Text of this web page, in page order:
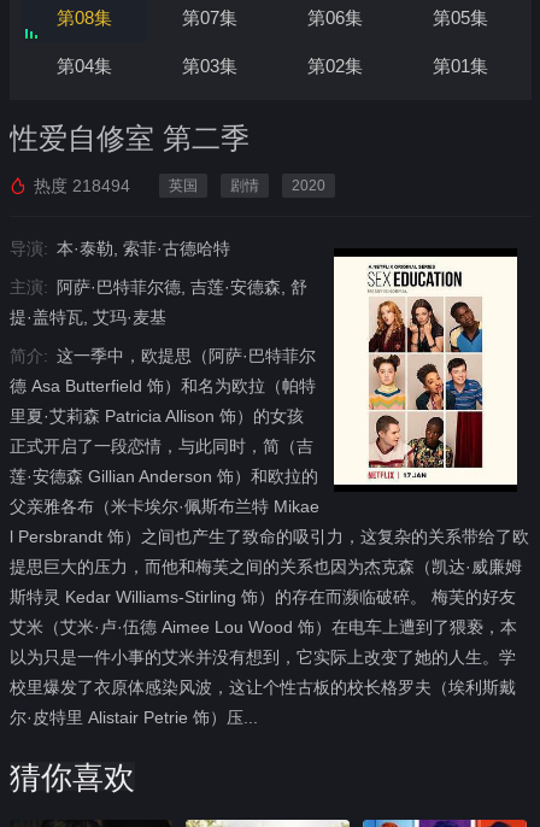
第08集 第07集 第06集 第05集
第04集 第03集 第02集 第01集
性爱自修室 第二季
热度 218494 英国 剧情 2020
导演: 本·泰勒, 索菲·古德哈特
主演: 阿萨·巴特菲尔德, 吉莲·安德森, 舒
提·盖特瓦, 艾玛·麦基
简介: 这一季中，欧提思（阿萨·巴特菲尔
德 Asa Butterfield 饰）和名为欧拉（帕特
里夏·艾莉森 Patricia Allison 饰）的女孩
正式开启了一段恋情，与此同时，简（吉
莲·安德森 Gillian Anderson 饰）和欧拉的
父亲雅各布（米卡埃尔·佩斯布兰特 Mikae
l Persbrandt 饰）之间也产生了致命的吸引力，这复杂的关系带给了欧
提思巨大的压力，而他和梅芙之间的关系也因为杰克森（凯达·威廉姆
斯特灵 Kedar Williams-Stirling 饰）的存在而濒临破碎。 梅芙的好友
艾米（艾米·卢·伍德 Aimee Lou Wood 饰）在电车上遭到了猥亵，本
以为只是一件小事的艾米并没有想到，它实际上改变了她的人生。学
校里爆发了衣原体感染风波，这让个性古板的校长格罗夫（埃利斯戴
尔·皮特里 Alistair Petrie 饰）压...
猜你喜欢